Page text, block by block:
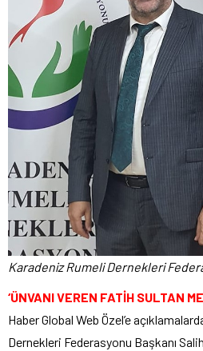
Karadeniz Rumeli Dernekleri
‘ÜNVANI VEREN FATİH SULTAN
Haber Global Web Özel’e
Dernekleri Federasyonu Başkanı